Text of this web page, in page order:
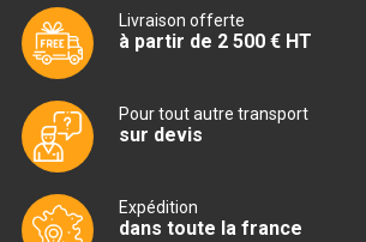
TABLE 700 – 2 PORTES
TABLE 700 – 4 PORTES
TABLE 700 VITRÉE
Livraison offerte
à partir de 2 500 € HT
Pour tout autre transport
sur devis
Expédition
dans toute la france